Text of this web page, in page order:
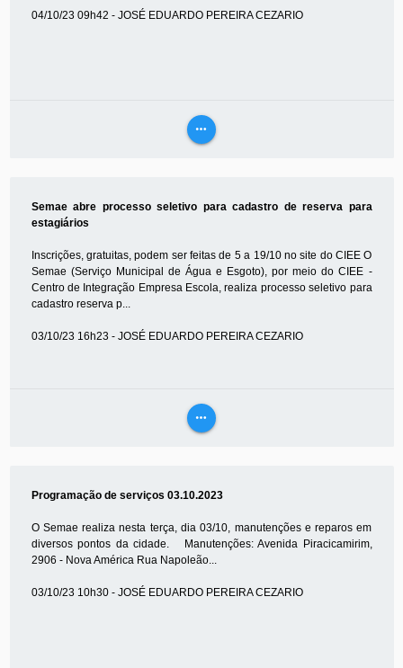
04/10/23 09h42 - JOSÉ EDUARDO PEREIRA CEZARIO
more_horiz
Semae abre processo seletivo para cadastro de reserva para
estagiários
Inscrições, gratuitas, podem ser feitas de 5 a 19/10 no site do CIEE O
Semae (Serviço Municipal de Água e Esgoto), por meio do CIEE -
Centro de Integração Empresa Escola, realiza processo seletivo para
cadastro reserva p...
03/10/23 16h23 - JOSÉ EDUARDO PEREIRA CEZARIO
more_horiz
Programação de serviços 03.10.2023
O Semae realiza nesta terça, dia 03/10, manutenções e reparos em
diversos pontos da cidade. Manutenções: Avenida Piracicamirim,
2906 - Nova América Rua Napoleão...
03/10/23 10h30 - JOSÉ EDUARDO PEREIRA CEZARIO